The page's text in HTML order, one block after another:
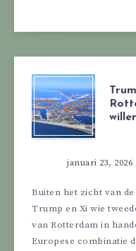
januari 23, 2026
Buiten het zicht van
Trump en Xi wie
van Rotterdam in
Europese combinatie